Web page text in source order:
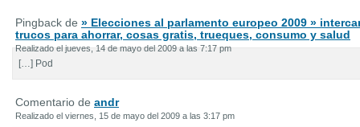
Pingback de » Elecciones al parlamento europeo 2009 »
trucos para ahorrar, cosas gratis, trueques, consumo y salud
Realizado el jueves, 14 de mayo del 2009 a las 7:17 pm
[…] Pod
Comentario de andr
Realizado el viernes, 15 de mayo del 2009 a las 3:17 pm